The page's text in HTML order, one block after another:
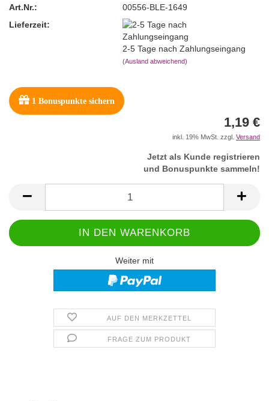
Art.Nr.:
00556-BLE-1649
Lieferzeit:
2-5 Tage nach Zahlungseingang
(Ausland abweichend)
1 Bonuspunkte sichern
1,19 €
inkl. 19% MwSt. zzgl. Versand
Jetzt als Kunde registrieren
und Bonuspunkte sammeln!
Weiter mit
AUF DEN MERKZETTEL
FRAGE ZUM PRODUKT